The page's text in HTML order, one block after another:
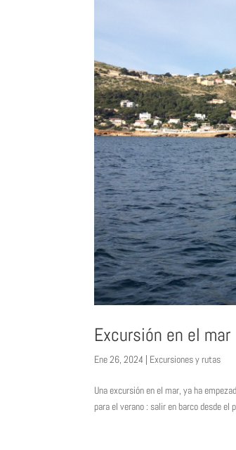
Excursión en el mar
Ene 26, 2024 | Excursiones y rutas
Una excursión en el mar, ya ha
para el verano : salir en barco desde el